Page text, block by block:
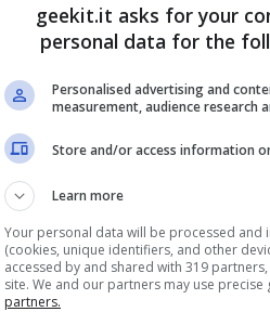
12 Maggio 2010
–
Web
Tool
24 Marzo 2010
geekit.it asks for your
personal data for the
Personalised advertising and
measurement, audience research
Store and/or access information
Learn more
Your personal data will be processed
(cookies, unique identifiers, and other
accessed by and shared with 319
site. We and our partners may use
partners.